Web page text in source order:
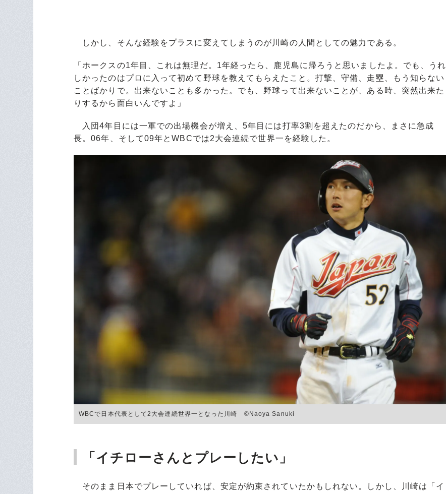
しかし、そんな経験をプラスに変えてしまうのが川崎の人間としての魅力である。
「ホークスの1年目、これは無理だ。1年経ったら、鹿児島に帰ろうと思いましたよ。でも、うれ
しかったのはプロに入って初めて野球を教えてもらえたこと。打撃、守備、走塁、もう知らない
ことばかりで。出来ないことも多かった。でも、野球って出来ないことが、ある時、突然出来た
りするから面白いんですよ」
入団4年目には一軍での出場機会が増え、5年目には打率3割を超えたのだから、まさに急成
長。06年、そして09年とWBCでは2大会連続で世界一を経験した。
WBCで日本代表として2大会連続世界一となった川崎 ©︎Naoya Sanuki
「イチローさんとプレーしたい」
そのまま日本でプレーしていれば、安定が約束されていたかもしれない。しかし、川崎は「イ